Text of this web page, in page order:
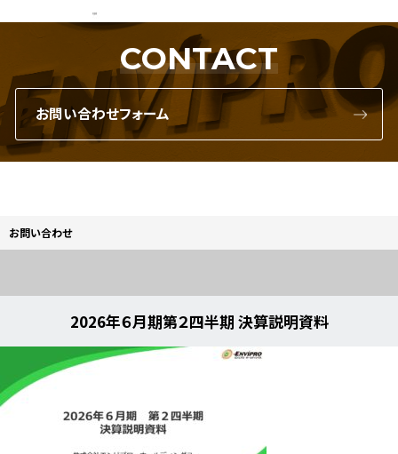
CONTACT
お問い合わせフォーム
お問い合わせ
2026年６月期第２四半期 決算説明資料